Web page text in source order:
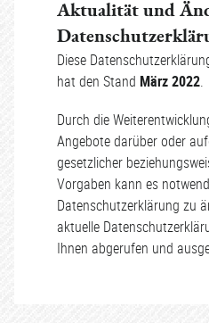
Aktualität und
Diese
hat den Stand März 2022.
Durch die
Angebote darüber oder
gesetzlicher
Vorgaben kann es
Datenschutzerklärung zu
aktuelle
Ihnen abgerufen und